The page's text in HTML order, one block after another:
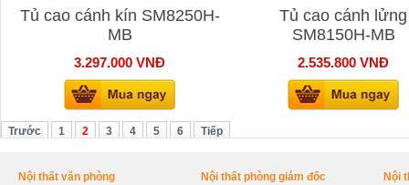
Tủ cao cánh kín SM8250H-
MB
3.297.000 VNĐ
Tủ cao cánh lửng
SM8150H-MB
2.535.800 VNĐ
Trước 1 2 3 4 5 6 Tiếp
Nội thất văn phòng Nội thất phòng giám đốc Nội